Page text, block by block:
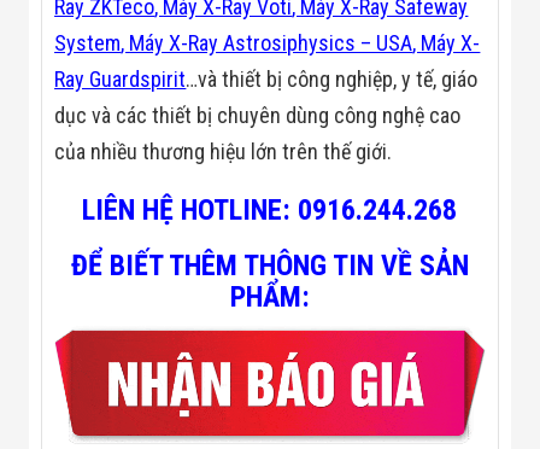
Đội
Dự Án Khối Nhà
Máy
Dự Án Kho
Xưởng -
Logistics
Tin Khuyến Mãi
Tin Tuyển Dụng
Liên Hệ
Ray ZKTeco, Máy X-Ray Voti, Máy X-Ray Safeway
System, Máy X-Ray Astrosiphysics – USA, Máy X-
Ray Guardspirit…và thiết bị công nghiệp, y tế, giáo
dục và các thiết bị chuyên dùng công nghệ cao
của nhiều thương hiệu lớn trên thế giới.
LIÊN HỆ HOTLINE: 0916.244.268
ĐỂ BIẾT THÊM THÔNG TIN VỀ SẢN
PHẨM: